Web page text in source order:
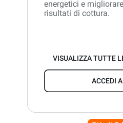
energetici e
risultati di cottura.
VISUALIZZA TUTTE
ACCEDI